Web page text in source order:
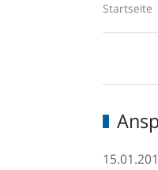
Startseite